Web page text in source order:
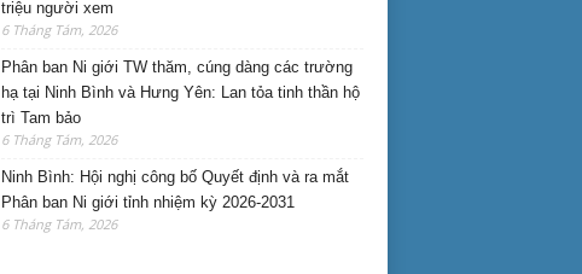
triệu người xem
6 Tháng Tám, 2026
Phân ban Ni giới TW thăm, cúng dàng các trường
hạ tại Ninh Bình và Hưng Yên: Lan tỏa tinh thần hộ
trì Tam bảo
6 Tháng Tám, 2026
Ninh Bình: Hội nghị công bố Quyết định và ra mắt
Phân ban Ni giới tỉnh nhiệm kỳ 2026-2031
6 Tháng Tám, 2026